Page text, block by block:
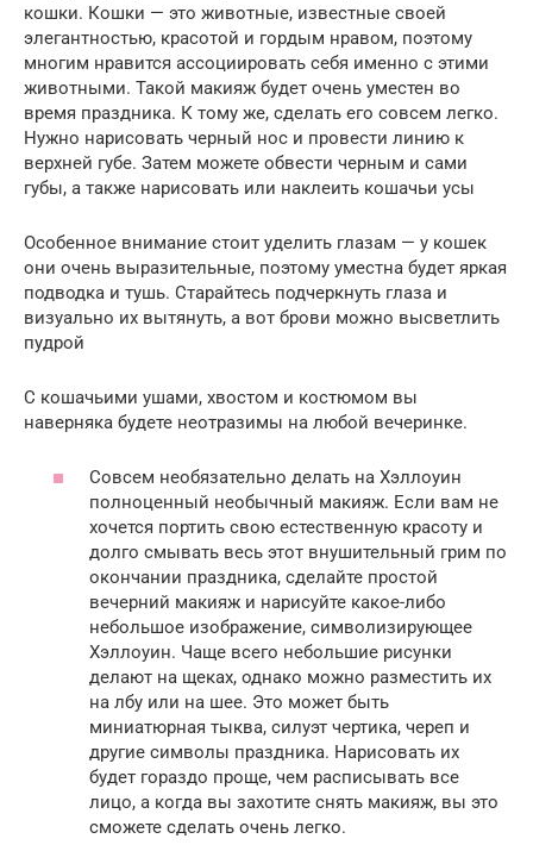
кошки. Кошки — это животные, известные своей
элегантностью, красотой и гордым нравом, поэтому
многим нравится ассоциировать себя именно с этими
животными. Такой макияж будет очень уместен во
время праздника. К тому же, сделать его совсем легко.
Нужно нарисовать черный нос и провести линию к
верхней губе. Затем можете обвести черным и сами
губы, а также нарисовать или наклеить кошачьи усы
Особенное внимание стоит уделить глазам — у кошек
они очень выразительные, поэтому уместна будет яркая
подводка и тушь. Старайтесь подчеркнуть глаза и
визуально их вытянуть, а вот брови можно высветлить
пудрой
С кошачьими ушами, хвостом и костюмом вы
наверняка будете неотразимы на любой вечеринке.
Совсем необязательно делать на Хэллоуин
полноценный необычный макияж. Если вам не
хочется портить свою естественную красоту и
долго смывать весь этот внушительный грим по
окончании праздника, сделайте простой
вечерний макияж и нарисуйте какое-либо
небольшое изображение, символизирующее
Хэллоуин. Чаще всего небольшие рисунки
делают на щеках, однако можно разместить их
на лбу или на шее. Это может быть
миниатюрная тыква, силуэт чертика, череп и
другие символы праздника. Нарисовать их
будет гораздо проще, чем расписывать все
лицо, а когда вы захотите снять макияж, вы это
сможете сделать очень легко.